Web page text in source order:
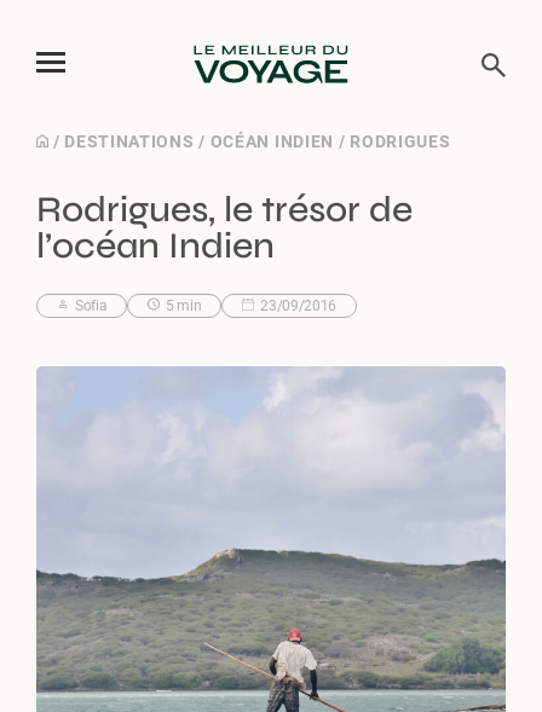
Skip
content
/ DESTINATIONS / OCÉAN INDIEN / RODRIGUES
Rodrigues, le trésor de
l’océan Indien
Sofia 5 min 23/09/2016